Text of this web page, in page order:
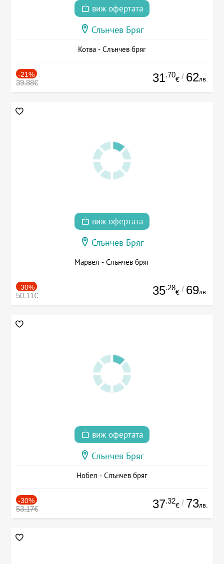
виж офертата
Слънчев Бряг
Котва - Слънчев бряг
-21%
39.88€ 31.70
€ / 62лв.
виж офертата
Слънчев Бряг
Марвел - Слънчев бряг
-30%
50.11€ 35.28
€ / 69лв.
виж офертата
Слънчев Бряг
Нобел - Слънчев бряг
-30%
53.17€ 37.32
€ / 73лв.